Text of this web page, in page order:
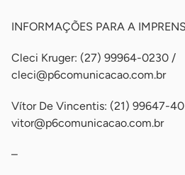
INFORMAÇÕES PARA A
Cleci Kruger: (27) 99964-0230 /
cleci@p6comunicacao.com.br
Vítor De Vincentis: (21) 99647-
vitor@p6comunicacao.com.br
–